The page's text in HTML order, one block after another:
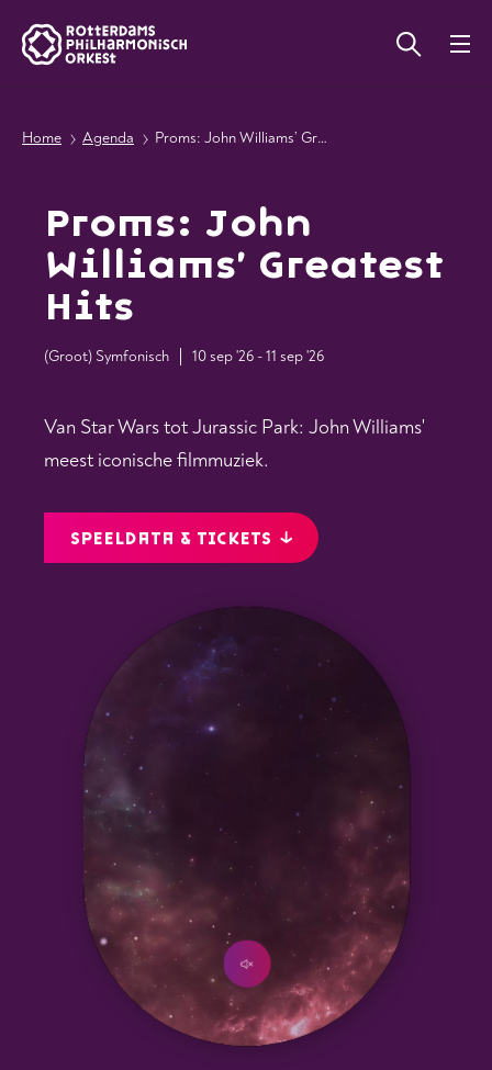
Home Agenda Proms: John Williams’ Greatest Hits
Proms: John
Williams’ Greatest
Hits
(Groot) Symfonisch 10 sep '26 - 11 sep '26
Van Star Wars tot Jurassic Park: John Williams'
meest iconische filmmuziek.
SPEELDATA & TICKETS